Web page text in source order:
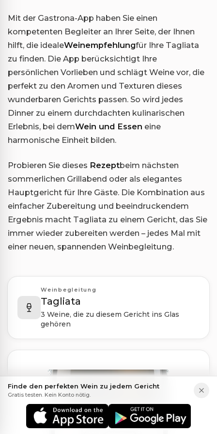
Mit der Gastrona-App haben Sie einen
kompetenten Begleiter an Ihrer Seite, der Ihnen
hilft, die idealeWeinempfehlungfür Ihre Tagliata
zu finden. Die App berücksichtigt Ihre
persönlichen Vorlieben und schlägt Weine vor, die
perfekt zu den Aromen und Texturen dieses
wunderbaren Gerichts passen. So wird jedes
Dinner zu einem durchdachten kulinarischen
Erlebnis, bei demWein und Essen eine
harmonische Einheit bilden.
Probieren Sie dieses Rezeptbeim nächsten
sommerlichen Grillabend oder als elegantes
Hauptgericht für Ihre Gäste. Die Kombination aus
einfacher Zubereitung und beeindruckendem
Ergebnis macht Tagliata zu einem Gericht, das Sie
immer wieder zubereiten werden – jedes Mal mit
einer neuen, spannenden Weinbegleitung.
Weinbegleitung
Tagliata
3 Weine, die zu diesem Gericht ins Glas
gehören
Finde den perfekten Wein zu jedem Gericht
Gratis testen. Kein Konto nötig.